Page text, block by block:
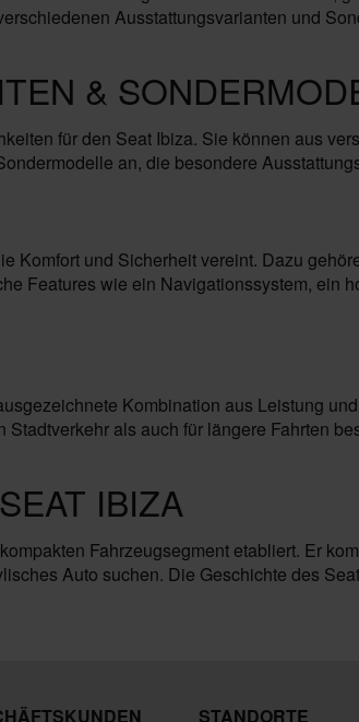
Ausstattungsvarianten und
&
für den Seat Ibiza. Sie können aus
an, die besondere
Komfort und Sicherheit vereint. Dazu
Features wie ein Navigationssystem, ein
Kombination aus Leistung
als auch für längere Fahrten
IBIZA
Fahrzeugsegment etabliert. Er
Auto suchen. Die Geschichte des
STANDORTE